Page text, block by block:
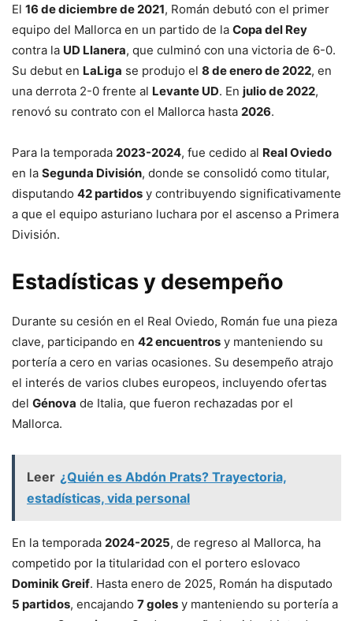
El 16 de diciembre de 2021, Román debutó con el primer
equipo del Mallorca en un partido de la Copa del Rey
contra la UD Llanera, que culminó con una victoria de 6-0.
Su debut en LaLiga se produjo el 8 de enero de 2022, en
una derrota 2-0 frente al Levante UD. En julio de 2022,
renovó su contrato con el Mallorca hasta 2026.
Para la temporada 2023-2024, fue cedido al Real Oviedo
en la Segunda División, donde se consolidó como titular,
disputando 42 partidos y contribuyendo significativamente
a que el equipo asturiano luchara por el ascenso a Primera
División.
Estadísticas y desempeño
Durante su cesión en el Real Oviedo, Román fue una pieza
clave, participando en 42 encuentros y manteniendo su
portería a cero en varias ocasiones. Su desempeño atrajo
el interés de varios clubes europeos, incluyendo ofertas
del Génova de Italia, que fueron rechazadas por el
Mallorca.
Leer ¿Quién es Abdón Prats? Trayectoria,
estadísticas, vida personal
En la temporada 2024-2025, de regreso al Mallorca, ha
competido por la titularidad con el portero eslovaco
Dominik Greif. Hasta enero de 2025, Román ha disputado
5 partidos, encajando 7 goles y manteniendo su portería a